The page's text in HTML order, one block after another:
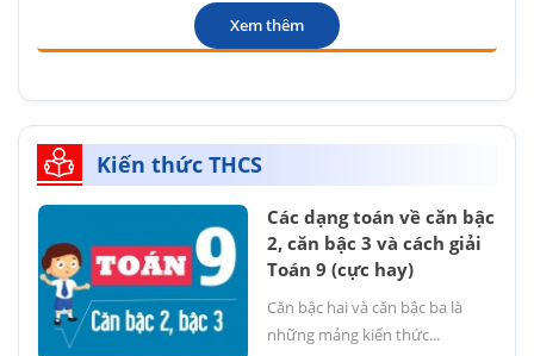
Xem thêm
Kiến thức THCS
Các dạng toán về căn bậc
2, căn bậc 3 và cách giải
Toán 9 (cực hay)
Căn bậc hai và căn bậc ba là
những mảng kiến thức...